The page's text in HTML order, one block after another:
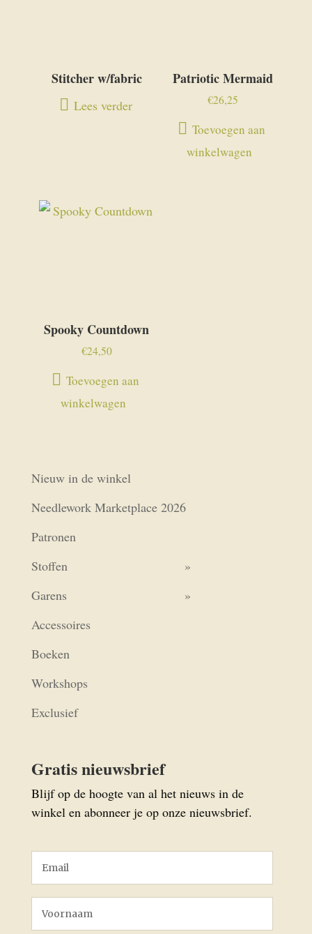
Stitcher w/fabric
Lees verder
Patriotic Mermaid
€26,25
Toevoegen aan
winkelwagen
Spooky Countdown
€24,50
Toevoegen aan
winkelwagen
Nieuw in de winkel
Needlework Marketplace 2026
Patronen
Stoffen
Garens
Accessoires
Boeken
Workshops
Exclusief
Gratis nieuwsbrief
Blijf op de hoogte van al het nieuws in de
winkel en abonneer je op onze nieuwsbrief.